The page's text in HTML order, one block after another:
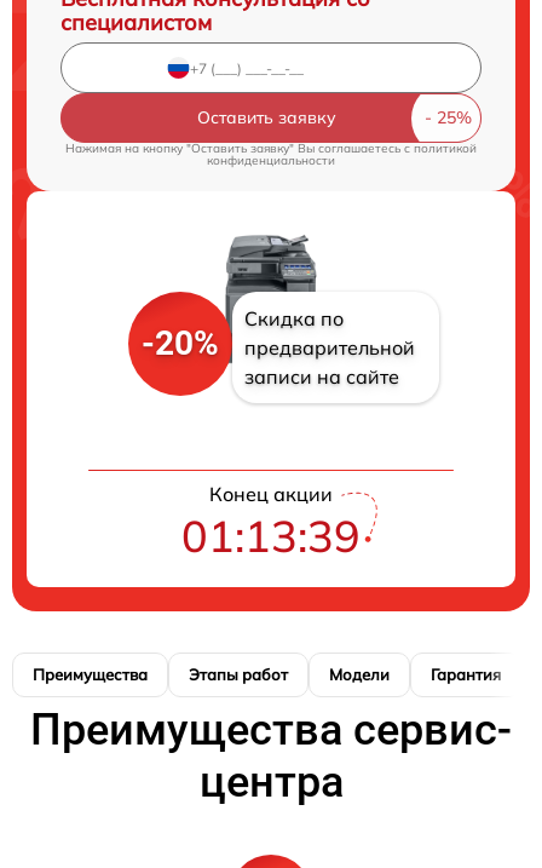
специалистом
Оставить заявку
Нажимая на кнопку "Оставить заявку" Вы соглашаетесь cполитикой
конфиденциальности
-20%
Скидка по
предварительной
записи на сайте
Конец акции
01:13:38
Преимущества Этапы работ Модели Гарантия
Преимущества сервис-
центра